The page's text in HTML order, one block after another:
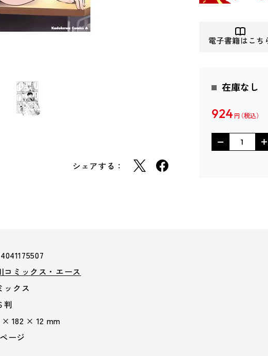
シェアする：
電子書籍はこち
在庫なし
924 円
コミックス・エース
ックス
判
× 182 × 12 mm
ージ